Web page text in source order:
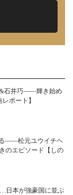
&石井巧――輝き始め
ポート】
る――松元ユウイチヘ
のエピソード【しの
…日本が強豪国に並ぶ